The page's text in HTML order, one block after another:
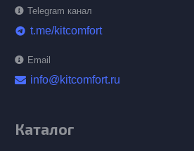
Telegram канал
telegram t.me/kitcomfort
Email
info@kitcomfort.ru
Каталог